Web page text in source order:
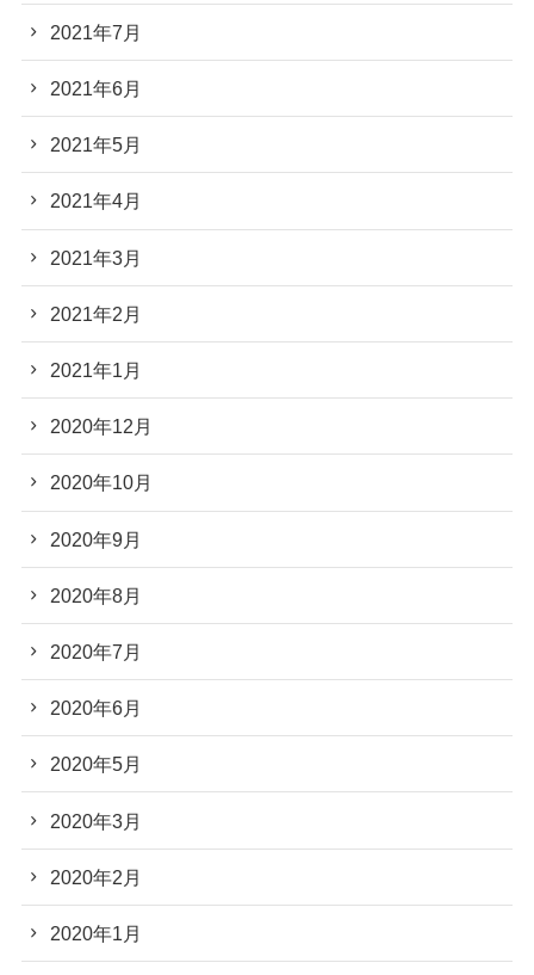
2021年7月
2021年6月
2021年5月
2021年4月
2021年3月
2021年2月
2021年1月
2020年12月
2020年10月
2020年9月
2020年8月
2020年7月
2020年6月
2020年5月
2020年3月
2020年2月
2020年1月